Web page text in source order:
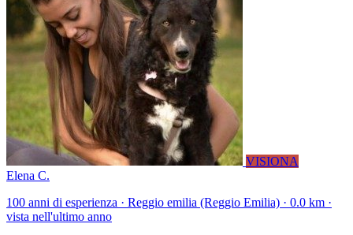
VISIONA
Elena C.
100 anni di esperienza · Reggio emilia (Reggio Emilia) · 0.0 km ·
vista nell'ultimo anno